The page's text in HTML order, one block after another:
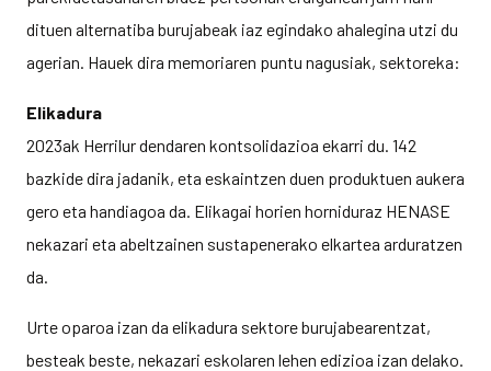
dituen alternatiba burujabeak iaz egindako ahalegina utzi du
agerian. Hauek dira memoriaren puntu nagusiak, sektoreka:
Elikadura
2023ak Herrilur dendaren kontsolidazioa ekarri du. 142
bazkide dira jadanik, eta eskaintzen duen produktuen aukera
gero eta handiagoa da. Elikagai horien horniduraz HENASE
nekazari eta abeltzainen sustapenerako elkartea arduratzen
da.
Urte oparoa izan da elikadura sektore burujabearentzat,
besteak beste, nekazari eskolaren lehen edizioa izan delako.